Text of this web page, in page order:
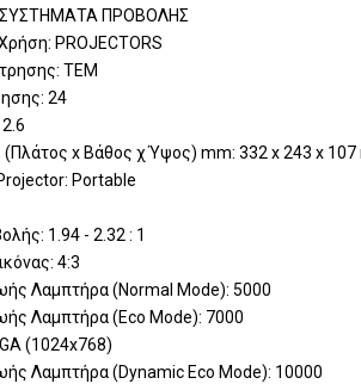
ΣΥΣΤΗΜΑΤΑ ΠΡΟΒΟΛΗΣ
PROJECTORS
ΤΕΜ
24
(Πλάτος x Βάθος χ Ύψος) mm: 332 x 243 x 107
Portable
1.94 - 2.32 : 1
4:3
Λαμπτήρα (Normal Mode): 5000
Λαμπτήρα (Eco Mode): 7000
(1024x768)
Λαμπτήρα (Dynamic Eco Mode): 10000